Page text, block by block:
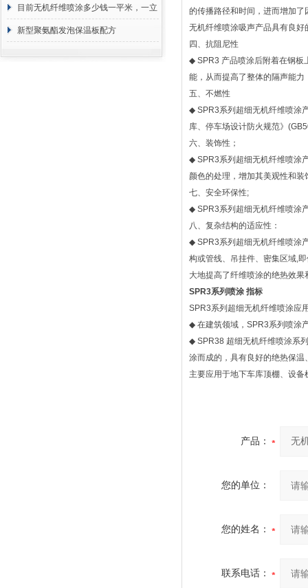
目前无机纤维喷涂多少钱一平米，一立
方 价格计算
新型聚氨酯发泡保温板配方
的传播路径和时间，进而增加
无机纤维喷涂吸声产品具有良好
四、抗阻尼性
◆ SPR3 产品喷涂后附着在钢板
能，从而提高了整体的隔声能
五、不燃性
◆ SPR3系列超细无机纤维喷涂
库、停车场设计防火规范》
六、装饰性；
◆ SPR3系列超细无机纤维喷涂
颜色的处理，增加其美观性和装
七、安全环保性;
◆ SPR3系列超细无机纤维喷涂
八、复杂结构的适应性：
◆ SPR3系列超细无机纤维喷涂
构或管线、吊挂件、密集区域,
大地提高了纤维喷涂的绝热效果
SPR3系列喷涂 指标
SPR3系列超细无机纤维喷涂应
◆ 在建筑领域， SPR3系列喷涂
◆ SPR38 超细无机纤维喷涂系
涂而成的，具有良好的绝热保
主要应用于地下车库顶棚、设
产品：
您的单位：
您的姓名：
联系电话：